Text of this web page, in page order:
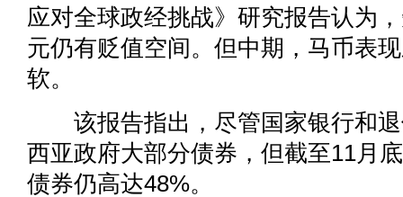
应对全球政经挑战》研究报告认为
元仍有贬值空间。但中期，马币表
软。
该报告指出，尽管国家银行和退
西亚政府大部分债券，但截至11月
债券仍高达48%。